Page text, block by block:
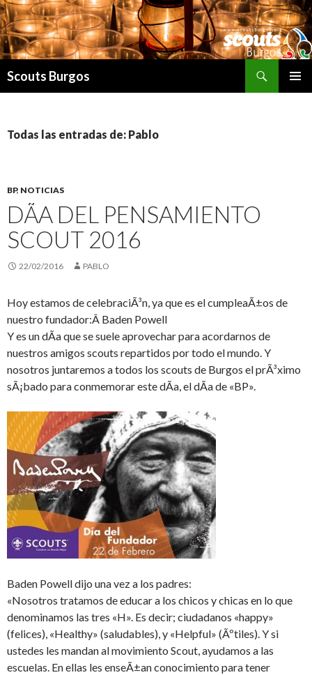
Scouts Burgos
Todas las entradas de: Pablo
BP, NOTICIAS
DÃ­A DEL PENSAMIENTO
SCOUT 2016
22/02/2016 PABLO
Hoy estamos de celebraciÃ³n, ya que es el cumpleaÃ±os de
nuestro fundador:Â Baden Powell
Y es un dÃ­a que se suele aprovechar para acordarnos de
nuestros amigos scouts repartidos por todo el mundo. Y
nosotros juntaremos a todos los scouts de Burgos el prÃ³ximo
sÃ¡bado para conmemorar este dÃ­a, el dÃ­a de «BP».
Baden Powell dijo una vez a los padres:
«Nosotros tratamos de educar a los chicos y chicas en lo que
denominamos las tres «H». Es decir; ciudadanos «happy»
(felices), «Healthy» (saludables), y «Helpful» (Ãºtiles). Y si
ustedes les mandan al movimiento Scout, ayudamos a las
escuelas. En ellas les enseÃ±an conocimiento para tener